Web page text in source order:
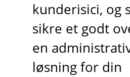
kunderisici, og
sikre et godt
en
løsning for din